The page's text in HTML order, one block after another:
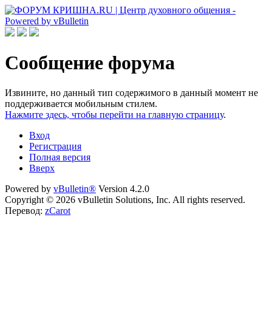
Сообщение форума
Извините, но данный тип содержимого в данный момент не
поддерживается мобильным стилем.
Нажмите здесь, чтобы перейти на главную страницу.
Вход
Регистрация
Полная версия
Вверх
Powered by vBulletin® Version 4.2.0
Copyright © 2026 vBulletin Solutions, Inc. All rights reserved.
Перевод: zCarot